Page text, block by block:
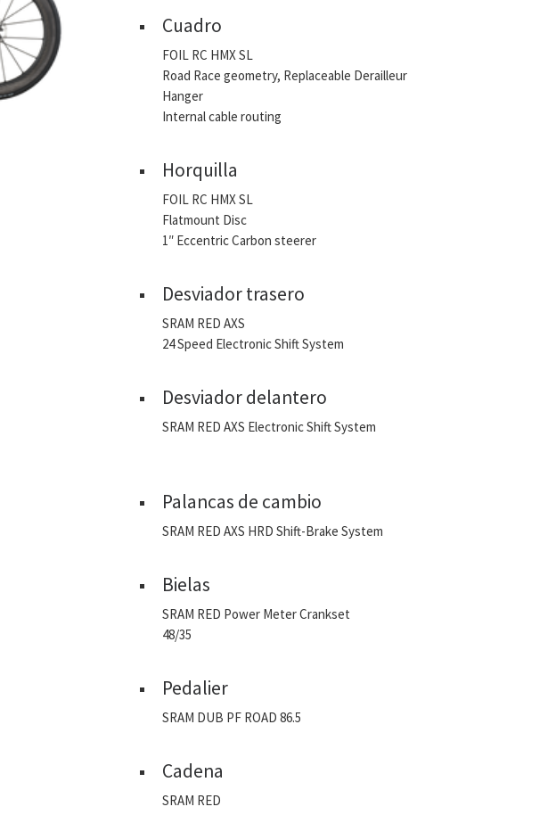
Cuadro
FOIL RC HMX SL
Road Race geometry, Replaceable Derailleur
Hanger
Internal cable routing
Horquilla
FOIL RC HMX SL
Flatmount Disc
1″ Eccentric Carbon steerer
Desviador trasero
SRAM RED AXS
24 Speed Electronic Shift System
Desviador delantero
SRAM RED AXS Electronic Shift System
Palancas de cambio
SRAM RED AXS HRD Shift-Brake System
Bielas
SRAM RED Power Meter Crankset
48/35
Pedalier
SRAM DUB PF ROAD 86.5
Cadena
SRAM RED